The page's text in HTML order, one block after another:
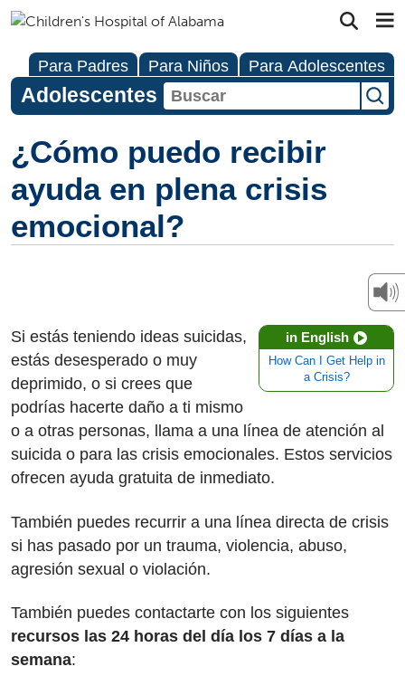
Para Padres Para Niños Para Adolescentes
Adolescentes
¿Cómo puedo recibir
ayuda en plena crisis
emocional?
in English
How Can I Get Help in
a Crisis?
Si estás teniendo ideas suicidas,
estás desesperado o muy
deprimido, o si crees que
podrías hacerte daño a ti mismo
o a otras personas, llama a una línea de atención al
suicida o para las crisis emocionales. Estos servicios
ofrecen ayuda gratuita de inmediato.
También puedes recurrir a una línea directa de crisis
si has pasado por un trauma, violencia, abuso,
agresión sexual o violación.
También puedes contactarte con los siguientes
recursos las 24 horas del día los 7 días a la
semana: